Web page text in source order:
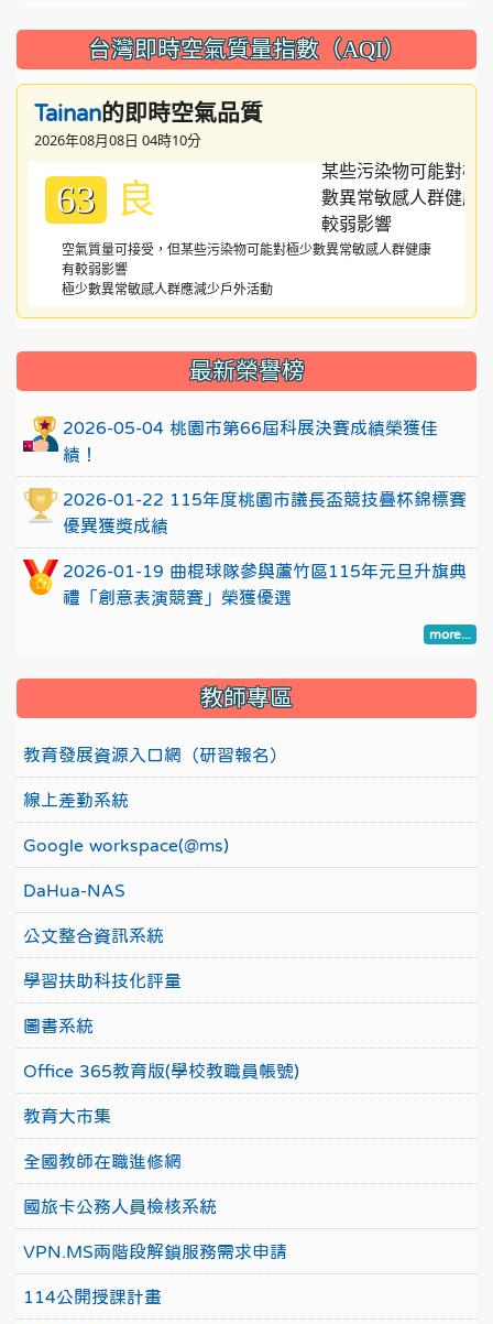
台灣即時空氣質量指數（AQI）
Tainan的即時空氣品質
2026年08月08日 04時10分
63 良
空氣質量可接受，但某些污染物可能對極少數異常敏感人群健康
有較弱影響
極少數異常敏感人群應減少戶外活動
::: 最新榮譽榜
2026-05-04 桃園市第66屆科展決賽成績榮獲佳
績！
2026-01-22 115年度桃園市議長盃競技疊杯錦標賽
優異獲獎成績
2026-01-19 曲棍球隊參與蘆竹區115年元旦升旗典
禮「創意表演競賽」榮獲優選
more...
教師專區
教育發展資源入口網（研習報名）
線上差勤系統
Google workspace(@ms)
DaHua-NAS
公文整合資訊系統
學習扶助科技化評量
圖書系統
Office 365教育版(學校教職員帳號)
教育大市集
全國教師在職進修網
國旅卡公務人員檢核系統
VPN.MS兩階段解鎖服務需求申請
114公開授課計畫